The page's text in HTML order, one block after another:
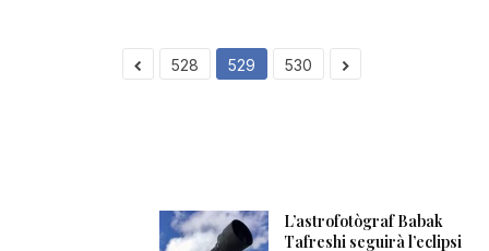
528 529 530